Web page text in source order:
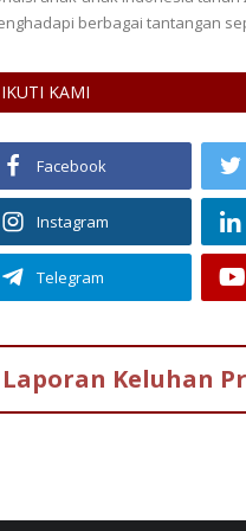
patroli dan
IKUTI KAMI
Facebook
Instagram
Telegram
Laporan Keluhan